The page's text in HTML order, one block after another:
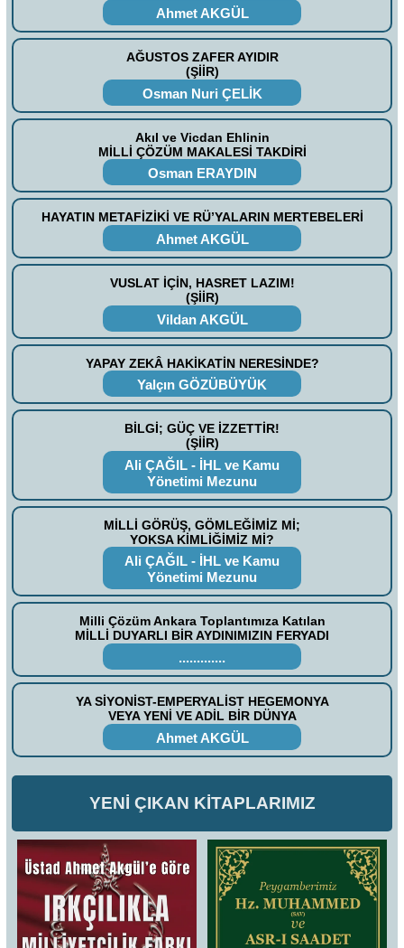
Ahmet AKGÜL
AĞUSTOS ZAFER AYIDIR
(ŞİİR)
Osman Nuri ÇELİK
Akıl ve Vicdan Ehlinin
MİLLİ ÇÖZÜM MAKALESİ TAKDİRİ
Osman ERAYDIN
HAYATIN METAFİZİKİ VE RÜ’YALARIN MERTEBELERİ
Ahmet AKGÜL
VUSLAT İÇİN, HASRET LAZIM!
(ŞİİR)
Vildan AKGÜL
YAPAY ZEKÂ HAKİKATİN NERESİNDE?
Yalçın GÖZÜBÜYÜK
BİLGİ; GÜÇ VE İZZETTİR!
(ŞİİR)
Ali ÇAĞIL - İHL ve Kamu
Yönetimi Mezunu
MİLLİ GÖRÜŞ, GÖMLEĞİMİZ Mİ;
YOKSA KİMLİĞİMİZ Mİ?
Ali ÇAĞIL - İHL ve Kamu
Yönetimi Mezunu
Milli Çözüm Ankara Toplantımıza Katılan
MİLLİ DUYARLI BİR AYDINIMIZIN FERYADI
.............
YA SİYONİST-EMPERYALİST HEGEMONYA
VEYA YENİ VE ADİL BİR DÜNYA
Ahmet AKGÜL
YENİ ÇIKAN KİTAPLARIMIZ